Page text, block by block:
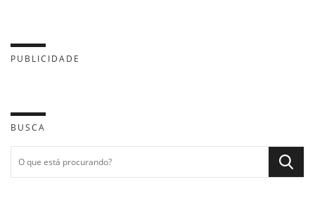
PUBLICIDADE
BUSCA